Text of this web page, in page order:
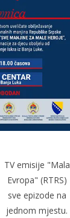
TV emisije "Mala
Evropa" (RTRS)
sve epizode na
jednom mjestu.